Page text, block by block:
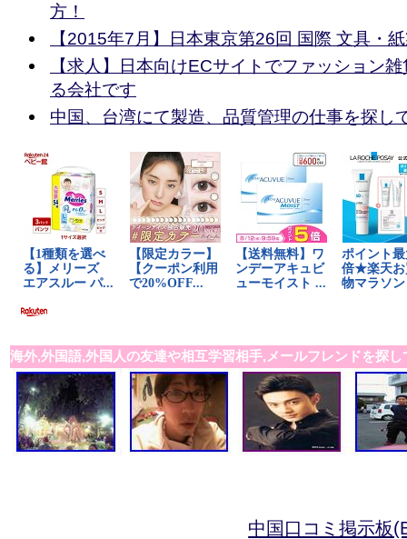
方！
【2015年7月】日本東京第26回 国際 文具・
【求人】日本向けECサイトでファッション
る会社です
中国、台湾にて製造、品質管理の仕事を探し
海外,外国語,外国人の友達や相互学習相手,メールフレンドを探し
中国口コミ掲示板